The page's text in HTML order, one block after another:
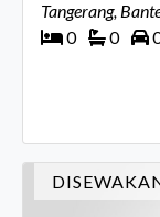
Tangerang,
0
0